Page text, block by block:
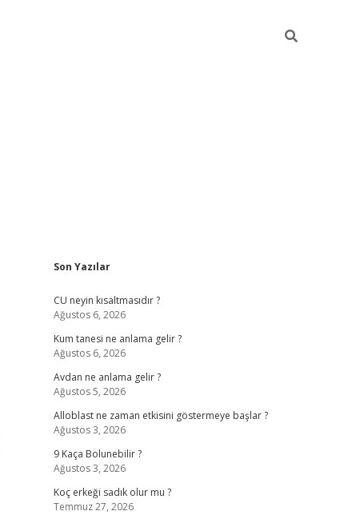
Sidebar
Son Yazılar
CU neyin kısaltmasıdır ?
Ağustos 6, 2026
Kum tanesi ne anlama gelir ?
Ağustos 6, 2026
Avdan ne anlama gelir ?
Ağustos 5, 2026
Alloblast ne zaman etkisini göstermeye başlar ?
Ağustos 3, 2026
9 Kaça Bolunebilir ?
Ağustos 3, 2026
Koç erkeği sadık olur mu ?
Temmuz 27, 2026